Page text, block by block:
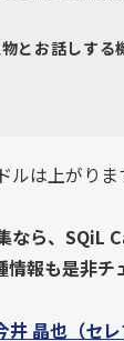
とお話しする
ルは上がり
なら、SQiL
情報も是非チ
井 晶也 （セ